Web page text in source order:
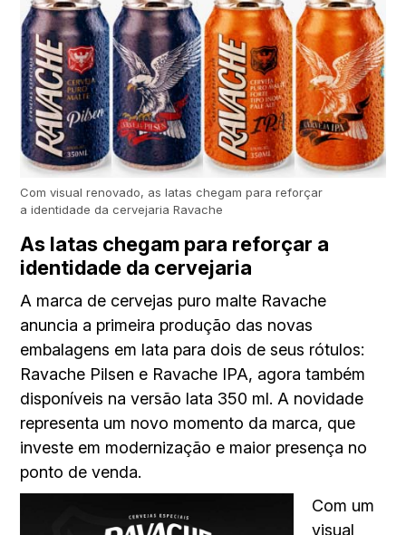
Com visual renovado, as latas chegam para reforçar
a identidade da cervejaria Ravache
As latas chegam para reforçar a
identidade da cervejaria
A marca de cervejas puro malte Ravache
anuncia a primeira produção das novas
embalagens em lata para dois de seus rótulos:
Ravache Pilsen e Ravache IPA, agora também
disponíveis na versão lata 350 ml. A novidade
representa um novo momento da marca, que
investe em modernização e maior presença no
ponto de venda.
Com um
visual